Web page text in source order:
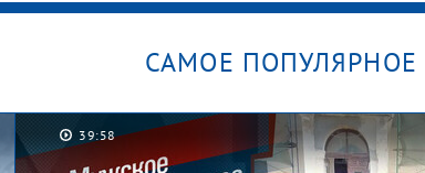
САМОЕ ПОПУЛЯРНОЕ
39:58